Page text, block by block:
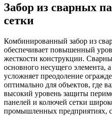
Забор из сварных
сетки
Комбинированный забор из
обеспечивает повышенный
жесткости конструкции.
основного несущего элемента,
усложняет преодоление
оптимально для объектов, где
высокий уровень защиты
панелей и колючей сетки
промышленных предприятиях,